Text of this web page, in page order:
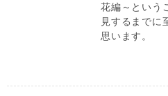
花編～という
見するまでに
思います。